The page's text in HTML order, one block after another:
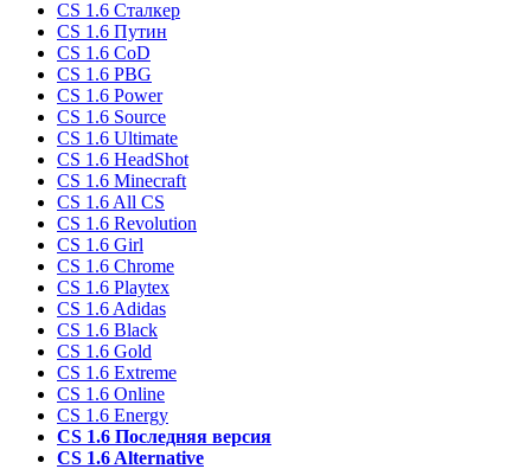
CS 1.6 Сталкер
CS 1.6 Путин
CS 1.6 CoD
CS 1.6 PBG
CS 1.6 Power
CS 1.6 Source
CS 1.6 Ultimate
CS 1.6 HeadShot
CS 1.6 Minecraft
CS 1.6 All CS
CS 1.6 Revolution
CS 1.6 Girl
CS 1.6 Chrome
CS 1.6 Playtex
CS 1.6 Adidas
CS 1.6 Black
CS 1.6 Gold
CS 1.6 Extreme
CS 1.6 Online
CS 1.6 Energy
CS 1.6 Последняя версия
CS 1.6 Alternative